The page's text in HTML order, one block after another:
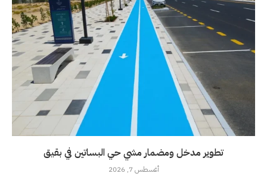
تطوير مدخل ومضمار مشي حي البساتين في بقيق
أغسطس 7, 2026